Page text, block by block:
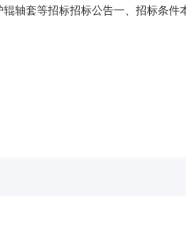
轴套等招标招标公告一、招标条
甸幸福路8号交货期：具体交货期
公告